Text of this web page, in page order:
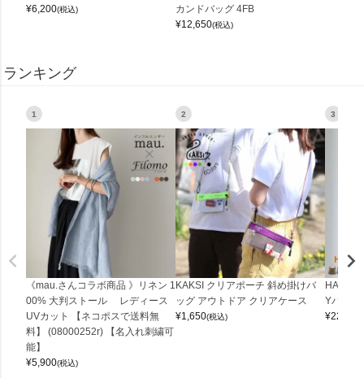
¥6,200(税込)
カンドバッグ 4FB
¥12,650(税込)
ランキング
1
《mau.さんコラボ商品 》リネン 1
00% 大判ストール レディース
UVカット 【ネコポスで送料無
料】 (08000252r) 【名入れ刺繍可
能】
¥5,900(税込)
2
KAKSI クリアポーチ 斜め掛けバ
ッグ アウトドア クリアケース
¥1,650(税込)
3
Yバッグ
¥22,000